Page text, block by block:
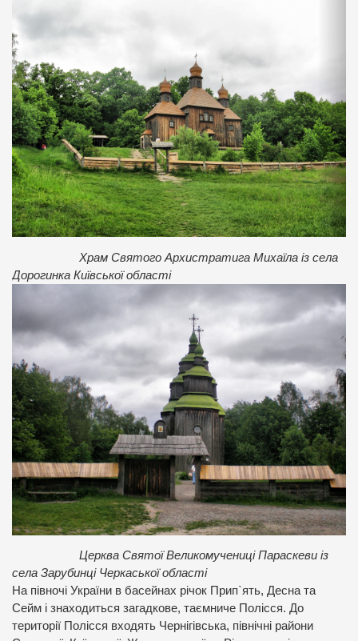
Храм Святого Архистратига Михаїла із села
Дорогинка Київської області
Церква Святої Великомучениці Параскеви із
села Зарубинці Черкаської області
На півночі України в басейнах річок Прип`ять, Десна та
Сейм і знаходиться загадкове, таємниче Полісся. До
території Полісся входять Чернігівська, північні райони